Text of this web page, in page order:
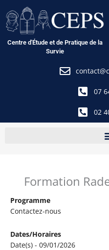
au
contenu
Centre d'Étude et de Pratique de la
Survie
07
02
Formation
Programme
Contactez-nous
Dates/Horaires
Date(s) - 09/01/2026